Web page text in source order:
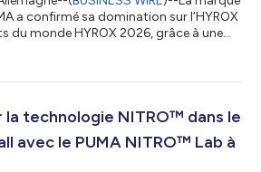
a confirmé sa domination sur l’HYROX
du monde HYROX 2026, grâce à une
a remporté le relais mixte avec
temps épique de 50:19. Ce moment
technologie NITRO™ dans le
avec le PUMA NITRO™ Lab à